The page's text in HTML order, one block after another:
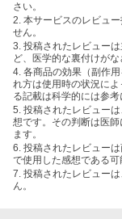
さい。
2. 本サービスのレビュ
せん。
3. 投稿されたレビュー
ど、医学的な裏付けがな
4. 各商品の効果（副作
れ方は使用時の状況に
る記載は科学的には参考
5. 投稿されたレビュー
想です。その判断は医
ます。
6. 投稿されたレビュー
で使用した感想である可
7. 投稿されたレビュー
ん。